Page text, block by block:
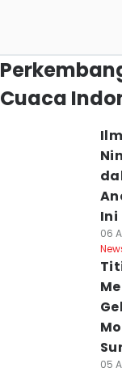
Cuaca
Ini
06
05